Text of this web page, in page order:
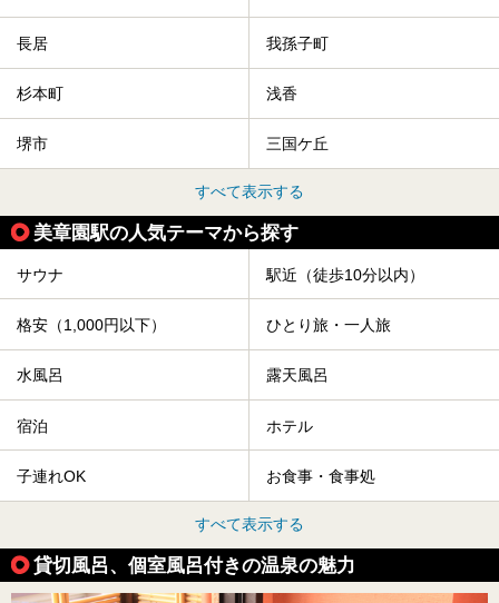
長居 我孫子町
杉本町 浅香
堺市 三国ケ丘
すべて表示する
美章園駅の人気テーマから探す
サウナ 駅近（徒歩10分以内）
格安（1,000円以下） ひとり旅・一人旅
水風呂 露天風呂
宿泊 ホテル
子連れOK お食事・食事処
すべて表示する
貸切風呂、個室風呂付きの温泉の魅力